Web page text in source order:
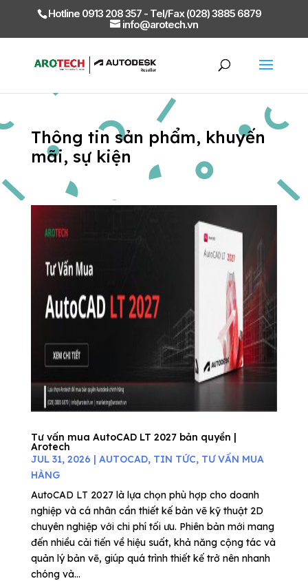
Hotline 0913 208 357 - Tel/Fax (028) 3885 6879
info@arotech.vn
Thông tin sản phẩm, khuyến
mãi, sự kiện
Tư vấn mua AutoCAD LT 2027 bản quyền |
Arotech
JUL 31, 2026 | AUTOCAD, TIN TỨC, TƯ VẤN MUA
HÀNG
AutoCAD LT 2027 là lựa chọn phù hợp cho doanh
nghiệp và cá nhân cần thiết kế bản vẽ kỹ thuật 2D
chuyên nghiệp với chi phí tối ưu. Phiên bản mới mang
đến nhiều cải tiến về hiệu suất, khả năng cộng tác và
quản lý bản vẽ, giúp quá trình thiết kế trở nên nhanh
chóng và...